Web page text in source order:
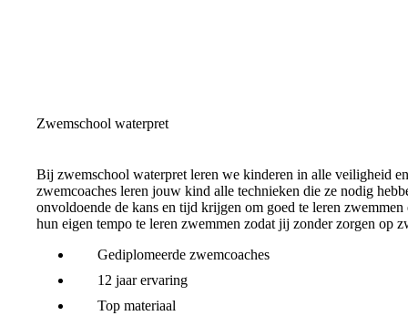
Zwemschool waterpret
Bij zwemschool waterpret leren we kinderen in alle veiligheid
zwemcoaches leren jouw kind alle technieken die ze nodig
onvoldoende de kans en tijd krijgen om goed te leren
hun eigen tempo te leren zwemmen zodat jij zonder zorgen op
Gediplomeerde zwemcoaches
12 jaar ervaring
Top materiaal